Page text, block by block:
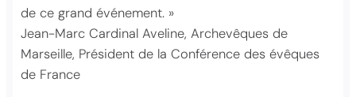
de ce grand événement. »
Jean-Marc Cardinal Aveline, Archevêques de
Marseille, Président de la Conférence des évêques
de France